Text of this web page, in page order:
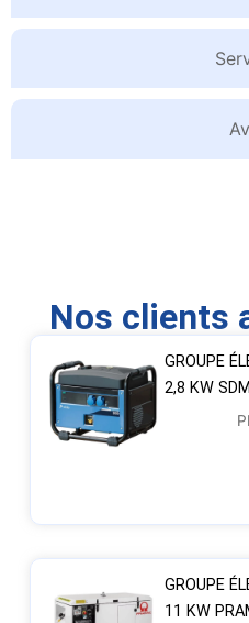
Nos clients
GROUPE
2,8 KW
GROUPE
11 KW